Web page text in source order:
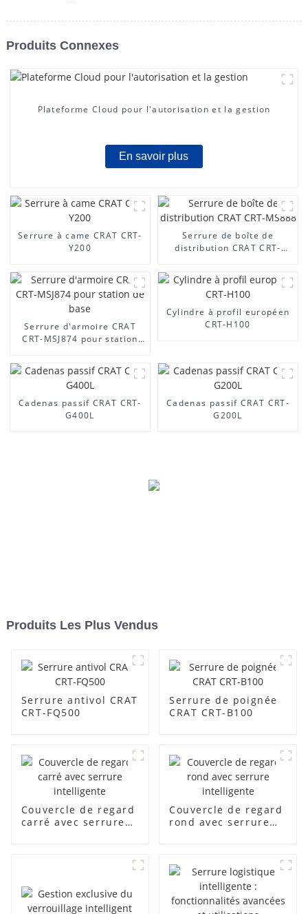
Produits Connexes
Plateforme Cloud pour l'autorisation et la gestion
En savoir plus
Serrure à came CRAT CRT-
Y200
Serrure de boîte de
distribution CRAT CRT-
Serrure d'armoire CRAT
CRT-MSJ874 pour station
Cylindre à profil européen
CRT-H100
Cadenas passif CRAT CRT-
G400L
Cadenas passif CRAT CRT-
G200L
Produits Les Plus Vendus
Serrure antivol CRAT
CRT-FQ500
Serrure de poignée
CRAT CRT-B100
Couvercle de regard
carré avec serrure
Couvercle de regard
rond avec serrure